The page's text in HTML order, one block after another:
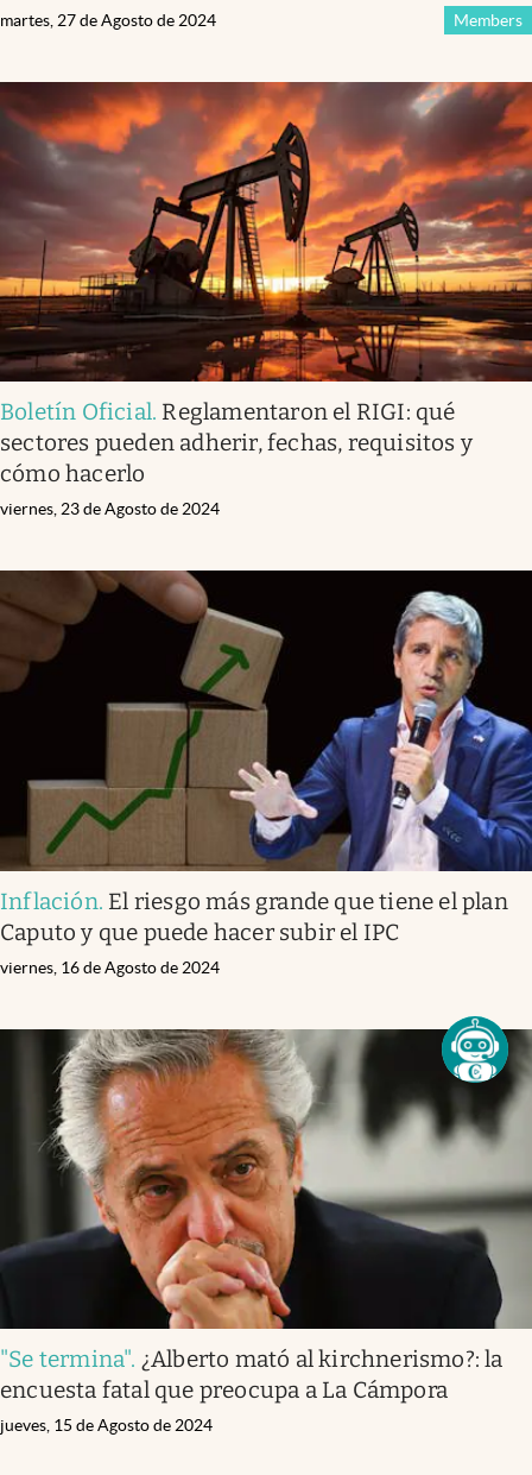
Members
martes, 27 de Agosto de 2024
Boletín Oficial. Reglamentaron el RIGI: qué
sectores pueden adherir, fechas, requisitos y
cómo hacerlo
viernes, 23 de Agosto de 2024
Inflación. El riesgo más grande que tiene el plan
Caputo y que puede hacer subir el IPC
viernes, 16 de Agosto de 2024
"Se termina". ¿Alberto mató al kirchnerismo?: la
encuesta fatal que preocupa a La Cámpora
jueves, 15 de Agosto de 2024